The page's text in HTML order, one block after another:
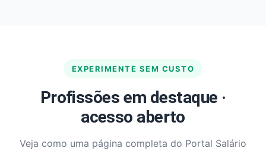
EXPERIMENTE SEM CUSTO
Profissões em destaque ·
acesso aberto
Veja como uma página completa do Portal Salário